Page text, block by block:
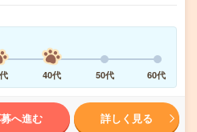
40代 50代 60代
へ進む 詳しく見る